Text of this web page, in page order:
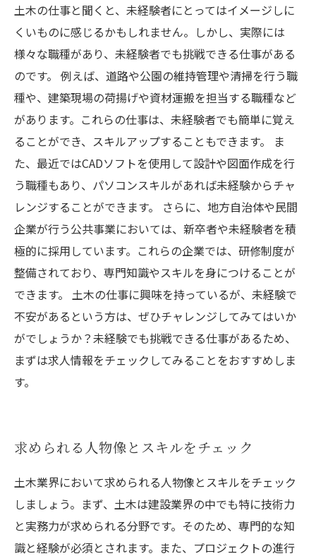
土木の仕事と聞くと、未経験者にとってはイメージしに
くいものに感じるかもしれません。しかし、実際には
様々な職種があり、未経験者でも挑戦できる仕事がある
のです。 例えば、道路や公園の維持管理や清掃を行う職
種や、建築現場の荷揚げや資材運搬を担当する職種など
があります。これらの仕事は、未経験者でも簡単に覚え
ることができ、スキルアップすることもできます。 ま
た、最近ではCADソフトを使用して設計や図面作成を行
う職種もあり、パソコンスキルがあれば未経験からチャ
レンジすることができます。 さらに、地方自治体や民間
企業が行う公共事業においては、新卒者や未経験者を積
極的に採用しています。これらの企業では、研修制度が
整備されており、専門知識やスキルを身につけることが
できます。 土木の仕事に興味を持っているが、未経験で
不安があるという方は、ぜひチャレンジしてみてはいか
がでしょうか？未経験でも挑戦できる仕事があるため、
まずは求人情報をチェックしてみることをおすすめしま
す。
求められる人物像とスキルをチェック
土木業界において求められる人物像とスキルをチェック
しましょう。まず、土木は建設業界の中でも特に技術力
と実務力が求められる分野です。そのため、専門的な知
識と経験が必須とされます。また、プロジェクトの進行